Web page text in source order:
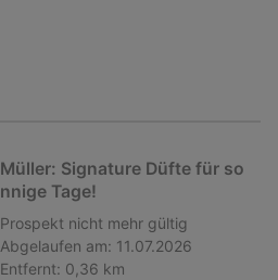
Müller: Signature Düfte für so
nnige Tage!
Prospekt nicht mehr gültig
Abgelaufen am: 11.07.2026
Entfernt: 0,36 km